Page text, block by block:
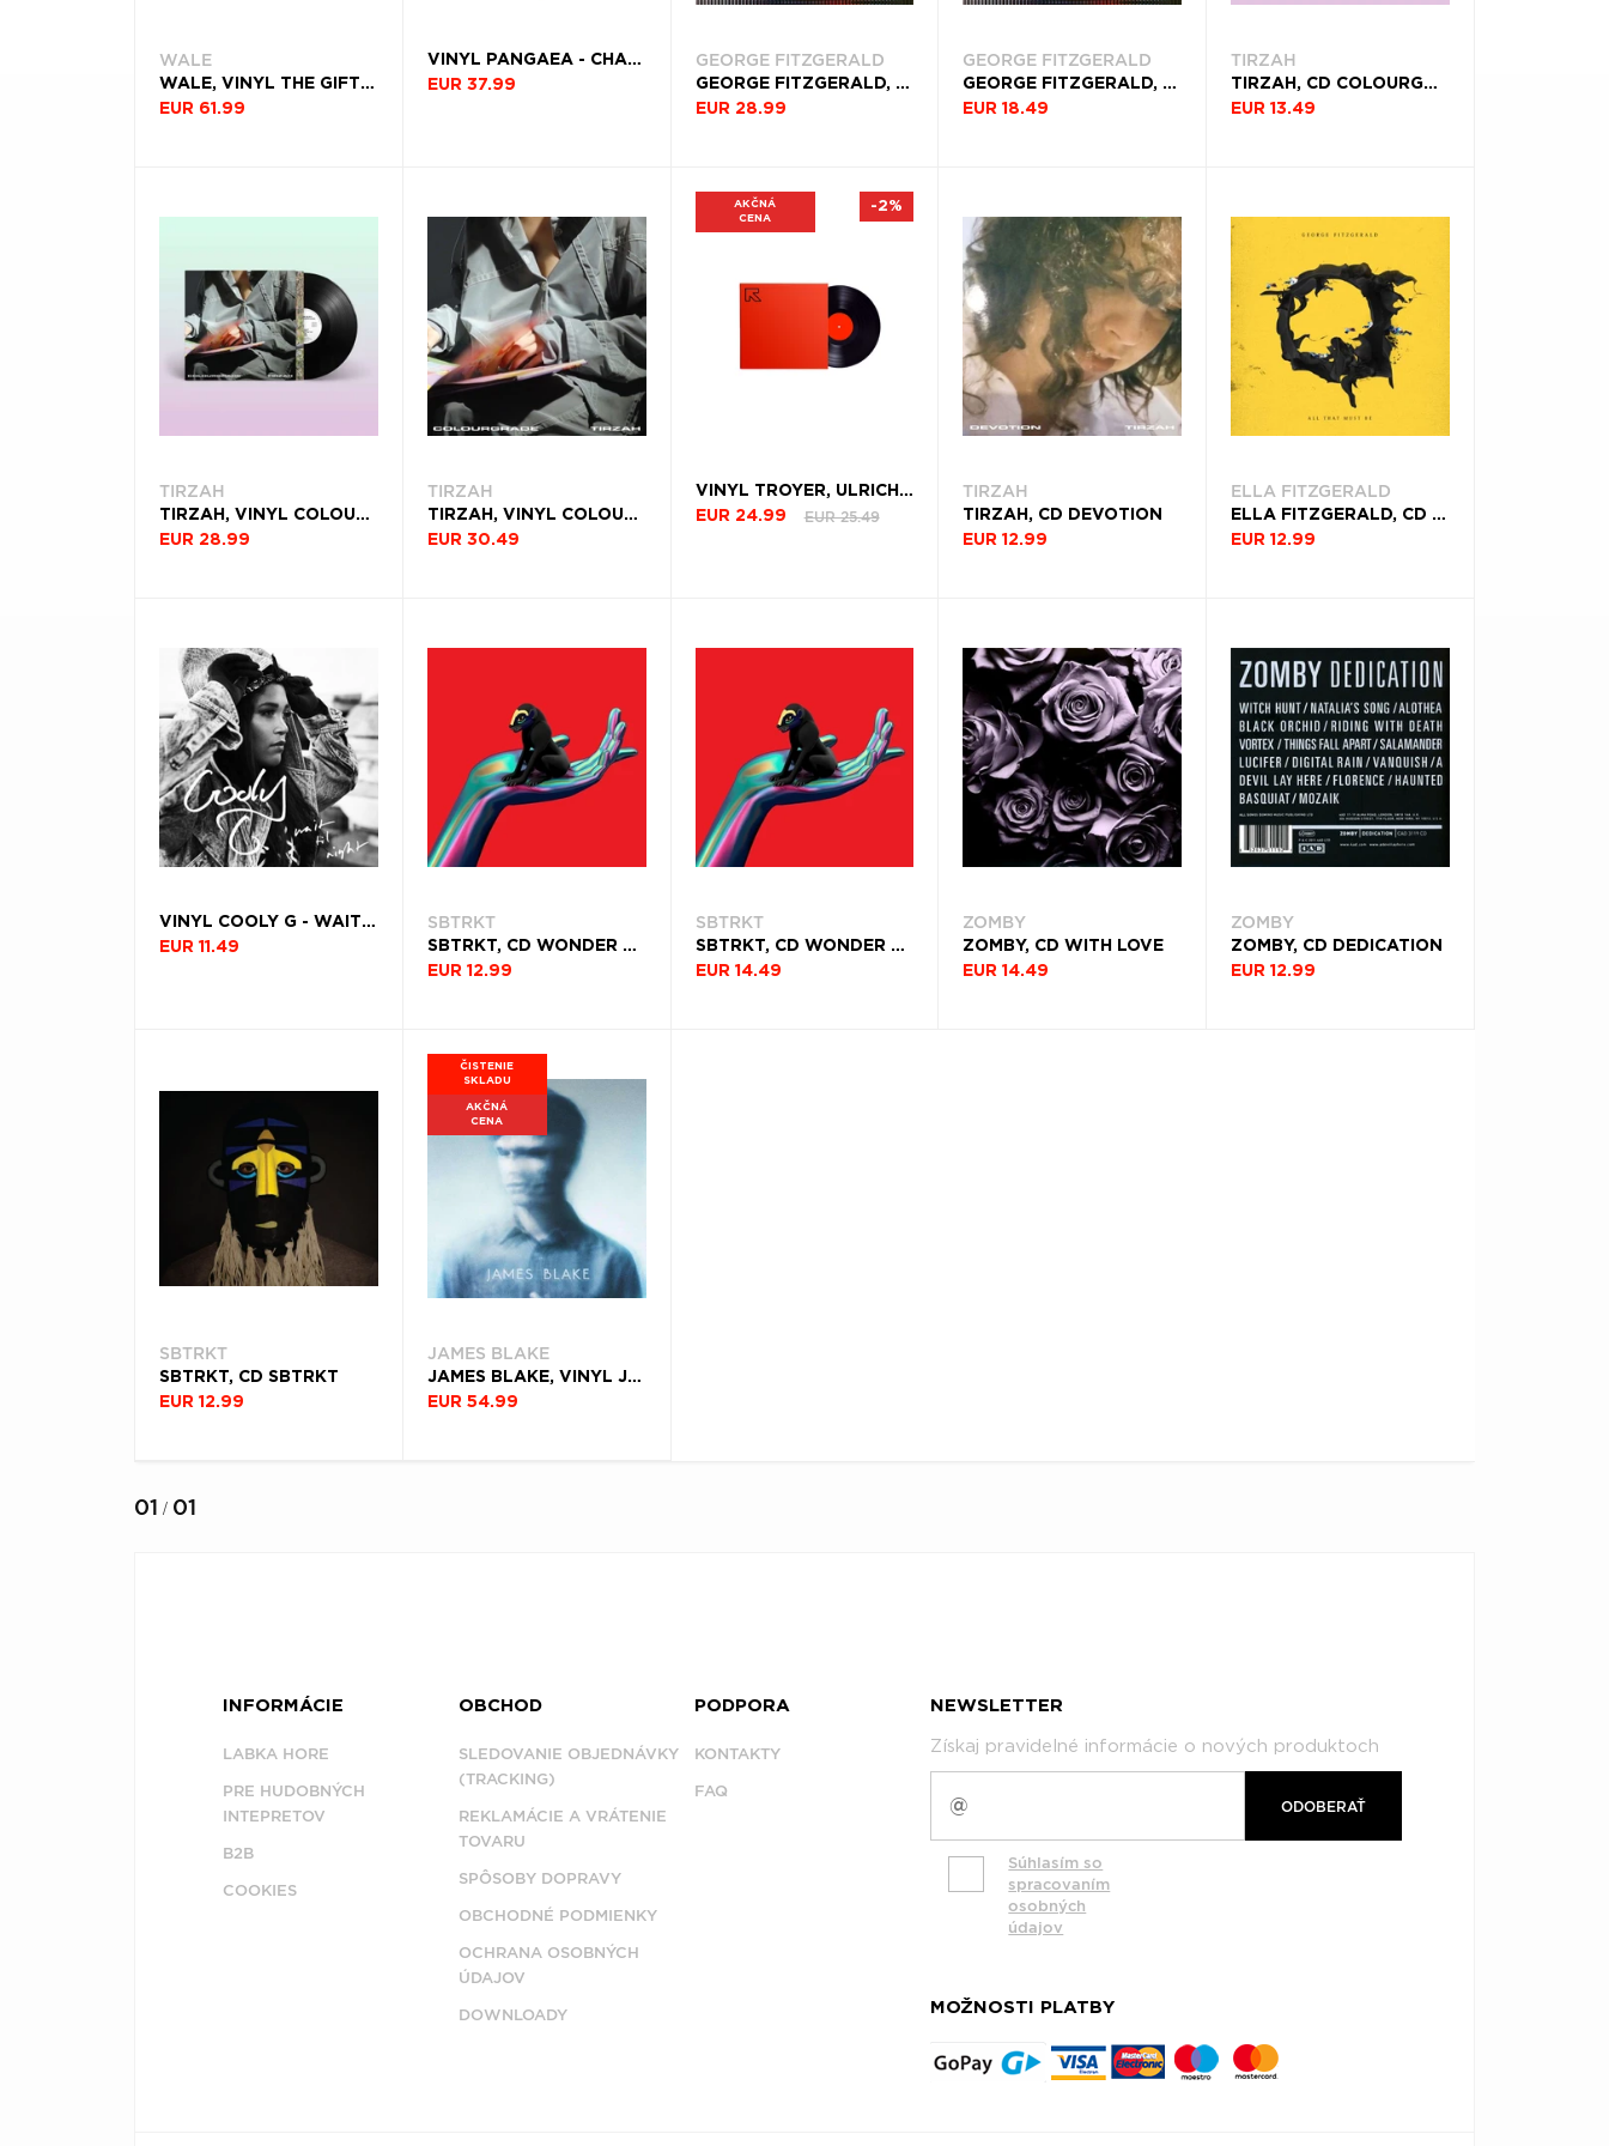
DEKÁDA
KRAJINA
(17)
WALE
WALE, VINYL THE GIFTED
EUR 61.99
VINYL PANGAEA - CHANGING CHANNELS
EUR 37.99
GEORGE FITZGERALD
GEORGE FITZGERALD, VINYL STELLAR DRIFTING
EUR 28.99
GEORGE FITZGERALD
GEORGE FITZGERALD, CD STELLAR DRIFTING
EUR 18.49
TIRZAH
TIRZAH, CD COLOURGRADE
EUR 13.49
TIRZAH
TIRZAH, VINYL COLOURGRADE
EUR 28.99
TIRZAH
TIRZAH, VINYL COLOURGRADE
EUR 30.49
AKČNÁ
CENA
VINYL TROYER, ULRICH - NOK 2020
EUR 24.99
EUR 25.49
-2%
TIRZAH
TIRZAH, CD DEVOTION
EUR 12.99
ELLA FITZGERALD
ELLA FITZGERALD, CD ALL THAT MUST BE
EUR 12.99
VINYL COOLY G - WAIT 'TIL NIGHT
EUR 11.49
SBTRKT
SBTRKT, CD WONDER WHERE WE LAND
EUR 12.99
SBTRKT
SBTRKT, CD WONDER WHERE WE LAND
EUR 14.49
ZOMBY
ZOMBY, CD WITH LOVE
EUR 14.49
ZOMBY
ZOMBY, CD DEDICATION
EUR 12.99
SBTRKT
SBTRKT, CD SBTRKT
EUR 12.99
ČISTENIE
SKLADU
AKČNÁ
CENA
JAMES BLAKE
JAMES BLAKE, VINYL JAMES BLAKE
EUR 54.99
01 / 01
INFORMÁCIE
LABKA HORE
PRE HUDOBNÝCH
INTEPRETOV
B2B
COOKIES
OBCHOD
SLEDOVANIE OBJEDNÁVKY
(TRACKING)
REKLAMÁCIE A VRÁTENIE
TOVARU
SPÔSOBY DOPRAVY
OBCHODNÉ PODMIENKY
OCHRANA OSOBNÝCH
ÚDAJOV
DOWNLOADY
PODPORA
KONTAKTY
FAQ
NEWSLETTER
Získaj pravidelné informácie o nových produktoch
ODOBERAŤ
Súhlasím so
spracovaním
osobných
údajov
MOŽNOSTI PLATBY